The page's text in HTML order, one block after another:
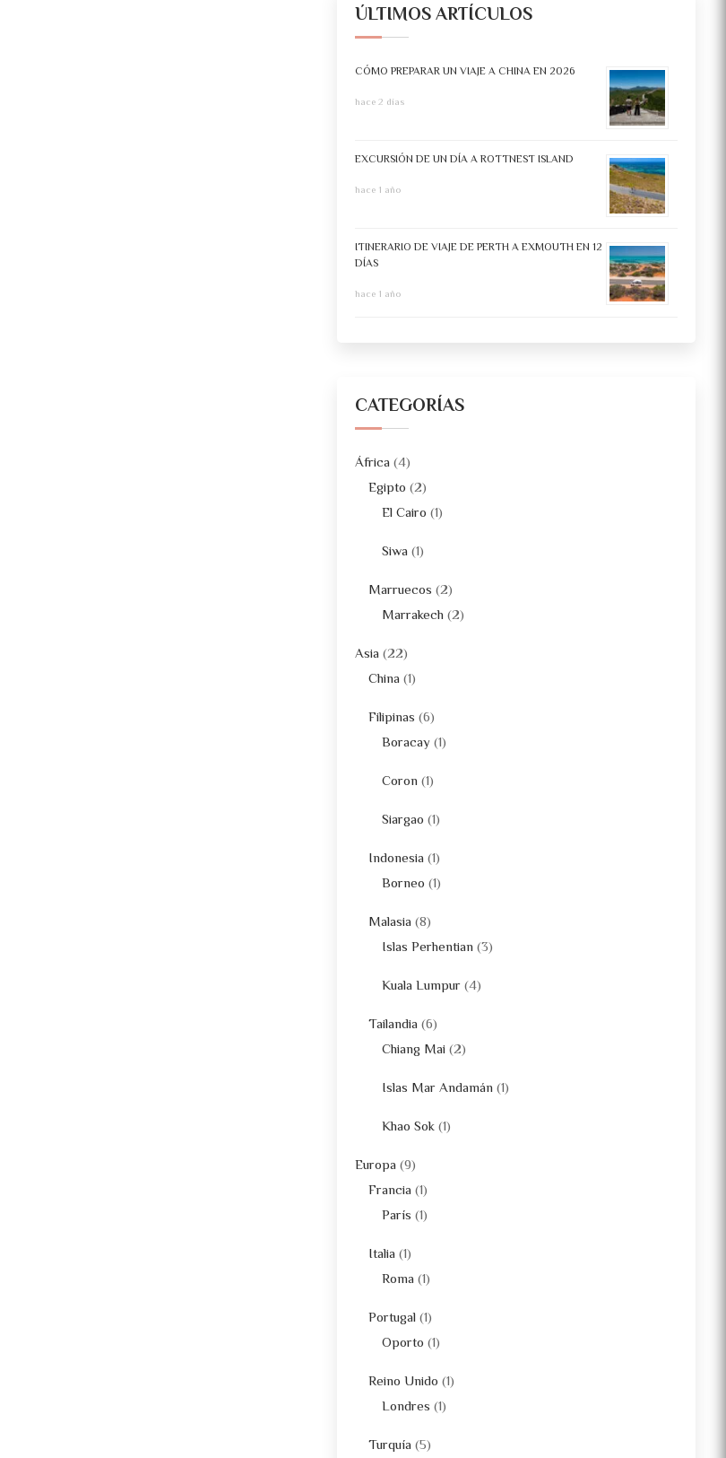
ÚLTIMOS ARTÍCULOS
CÓMO PREPARAR UN VIAJE A CHINA EN 2026
hace 2 días
EXCURSIÓN DE UN DÍA A ROTTNEST ISLAND
hace 1 año
ITINERARIO DE VIAJE DE PERTH A EXMOUTH EN 12
DÍAS
hace 1 año
CATEGORÍAS
África (4)
Egipto (2)
El Cairo (1)
Siwa (1)
Marruecos (2)
Marrakech (2)
Asia (22)
China (1)
Filipinas (6)
Boracay (1)
Coron (1)
Siargao (1)
Indonesia (1)
Borneo (1)
Malasia (8)
Islas Perhentian (3)
Kuala Lumpur(4)
Tailandia (6)
Chiang Mai (2)
Islas Mar Andamán (1)
Khao Sok(1)
Europa (9)
Francia (1)
París (1)
Italia (1)
Roma (1)
Portugal(1)
Oporto (1)
Reino Unido (1)
Londres (1)
Turquía (5)